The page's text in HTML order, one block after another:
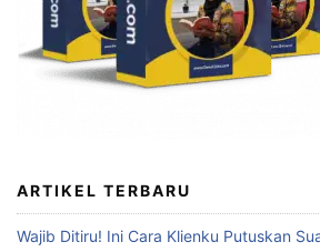
ARTIKEL TERBARU
Wajib Ditiru! Ini Cara Klienku Putuskan